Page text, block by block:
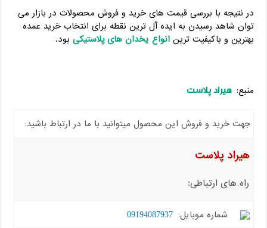
در نتیجه با بررسی قیمت های خرید و فروش محصولات در بازار می
توان شاهد رسیدن به ایده آل ترین نقطه برای انتخاب خرید عمده
بهترین و باکیفیت ترینانواع یخدان های پلاستیکی بود.
منبع: هیراد پلاست
جهت خرید و فروش این محصول میتوانید با ما در ارتباط باشید:
هیراد پلاست
راه های ارتباطی:
شماره موبایل: 09194087937